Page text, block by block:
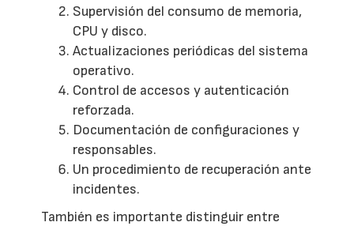
Supervisión del consumo de memoria,
CPU y disco.
Actualizaciones periódicas del sistema
operativo.
Control de accesos y autenticación
reforzada.
Documentación de configuraciones y
responsables.
Un procedimiento de recuperación ante
incidentes.
También es importante distinguir entre